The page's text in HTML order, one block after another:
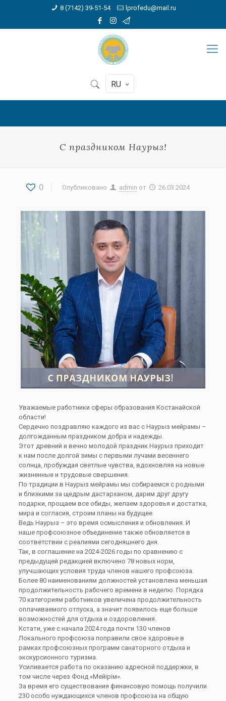
8 (7142) 39-51-54 lprofedu@mail.ru
RU
С праздником Наурыз!
0 Опубликовано admin от 26.03.2024
Уважаемые работники сферы образования Костанайской
области!
Сердечно поздравляю каждого из вас с Наурыз мейрамы –
долгожданным праздником добра и надежды.
Этот древний и вечно молодой праздник Наурыз приходит
к нам после долгой зимы с первыми лучами весеннего
солнца, пробуждая светлые чувства, вдохновляя на новые
жизненные и трудовые свершения.
По традиции в Наурыз мейрамы мы собираемся с родными
и близкими за щедрым дастарханом, дарим друг другу
подарки, прощаем все обиды, желаем здоровья и достатка,
мира и согласия, строим планы на будущее.
Ведь Наурыз – это время осмысления и обновления. И
наше профсоюзное объединение также обновляется в
соответствии с реалиями сегодняшнего дня.
Так, в соглашение на 2024-2026 годы по сравнению с
предыдущей редакцией включено 78 новых норм,
улучшающих условия труда членов нашего профсоюза.
Более 80 наименованиям должностей установлена меньшая
продолжительность рабочего времени в неделю. Порядка
70 категориям работников увеличена продолжительность
оплачиваемого отпуска, а значит появилось еще больше
возможностей для отдыха и оздоровления.
Кстати, уже с начала 2024 года почти 130 членов
Локального профсоюза поправили свое здоровье в
рамках профсоюзных программ санаторного отдыха и
экскурсионного туризма.
Усиливается работа по оказанию адресной поддержки, в
том числе через Фонд «Мейірім».
За время его существования финансовую помощь получили
230 особо нуждающихся членов профсоюза на общую